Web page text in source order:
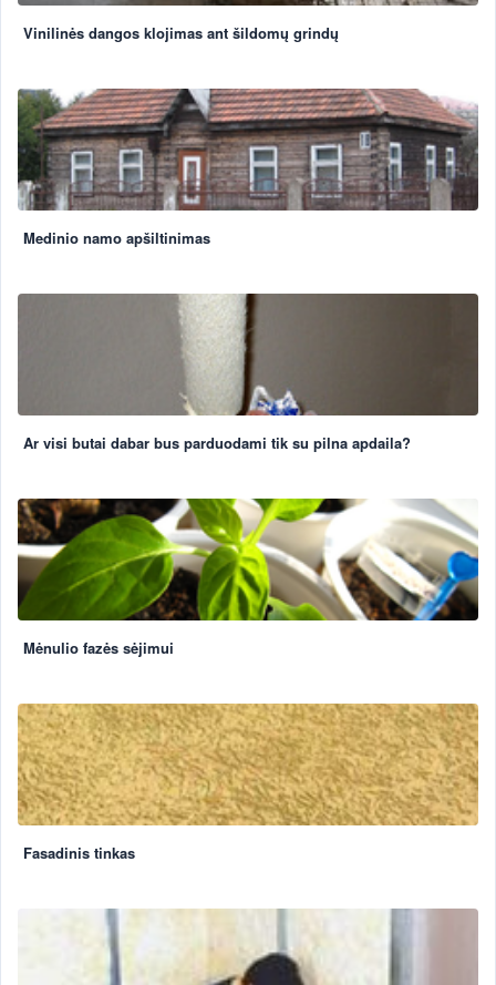
Vinilinės dangos klojimas ant šildomų grindų
Medinio namo apšiltinimas
Ar visi butai dabar bus parduodami tik su pilna apdaila?
Mėnulio fazės sėjimui
Fasadinis tinkas